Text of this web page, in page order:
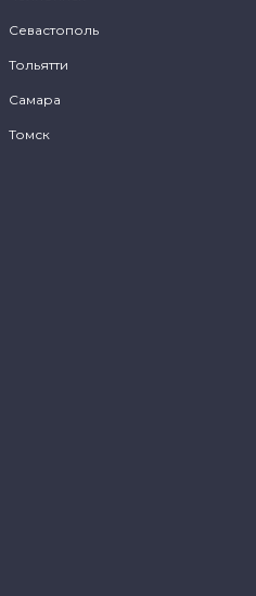
Севастополь
Тольятти
Самара
Томск